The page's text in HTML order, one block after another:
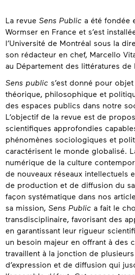
About
La revue Sens Public a été fondée
Wormser en France et s’est
l’Université de Montréal sous la
son rédacteur en chef, Marcello
au Département des littératures de
Sens public s’est donné pour
théorique, philosophique et
des espaces publics dans notre
L’objectif de la revue est de
scientifiques approfondies
phénomènes sociologiques et
caractérisent le monde globalisé.
numérique de la culture
de nouveaux réseaux intellectuels
de production et de diffusion du
façon systématique dans nos
sa mission, Sens Public a fait le
transdisciplinaire, favorisant des
en garantissant leur rigueur
un besoin majeur en offrant à des
travaillent à la jonction de
d’expression et de diffusion qui